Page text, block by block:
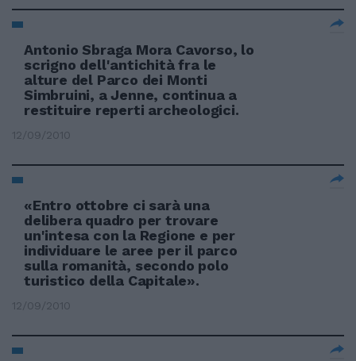
Antonio Sbraga Mora Cavorso, lo
scrigno dell'antichità fra le
alture del Parco dei Monti
Simbruini, a Jenne, continua a
restituire reperti archeologici.
12/09/2010
«Entro ottobre ci sarà una
delibera quadro per trovare
un'intesa con la Regione e per
individuare le aree per il parco
sulla romanità, secondo polo
turistico della Capitale».
12/09/2010